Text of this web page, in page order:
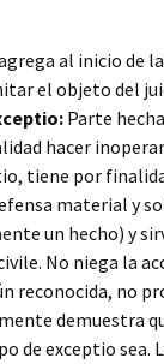
al inicio de
el objeto del
Parte
hacer
tiene por
material y
un hecho) y
No niega la
reconocida, no
demuestra
de exceptio sea.